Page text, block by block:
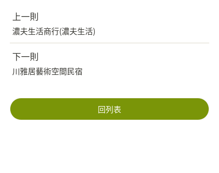
上一則
濃夫生活商行(濃夫生活)
下一則
川雅居藝術空間民宿
回列表